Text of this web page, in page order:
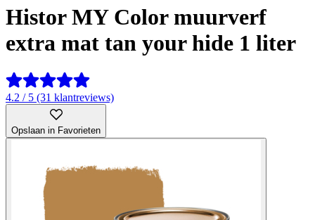
Histor MY Color muurverf
extra mat tan your hide 1 liter
4.2 / 5 (31 klantreviews)
Opslaan in Favorieten